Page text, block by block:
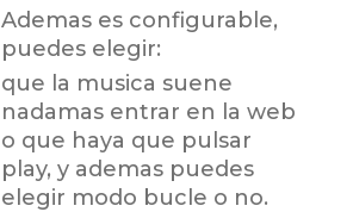
Ademas es configurable,
puedes elegir:
que la musica suene
nadamas entrar en la web
o que haya que pulsar
play, y ademas puedes
elegir modo bucle o no.